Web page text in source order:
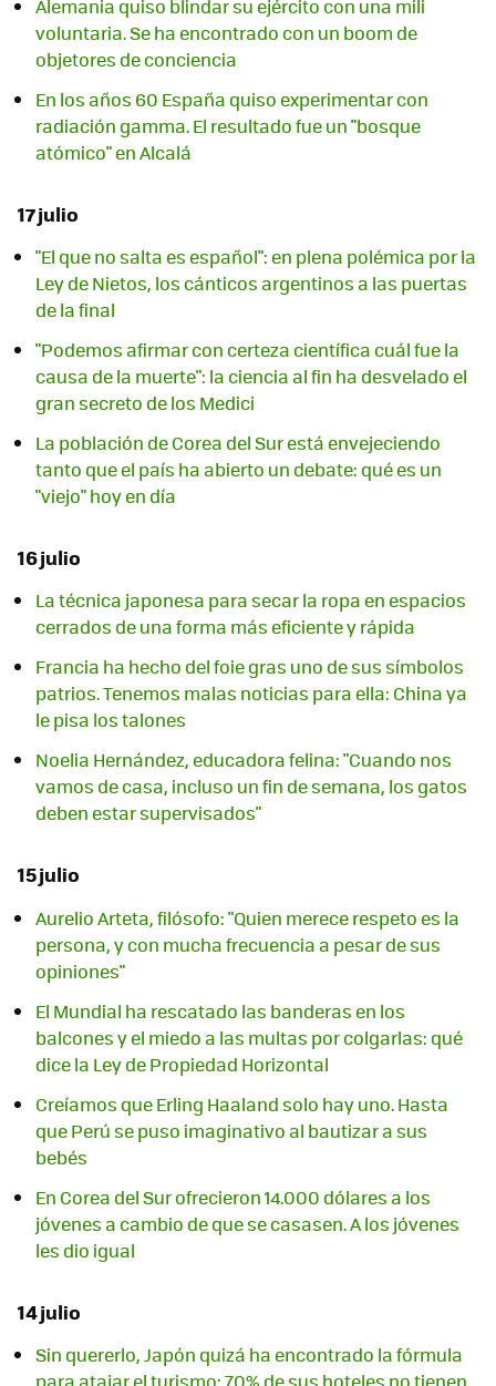
Alemania quiso blindar su ejército con una mili
voluntaria. Se ha encontrado con un boom de
objetores de conciencia
En los años 60 España quiso experimentar con
radiación gamma. El resultado fue un "bosque
atómico" en Alcalá
17 julio
"El que no salta es español": en plena polémica por la
Ley de Nietos, los cánticos argentinos a las puertas
de la final
"Podemos afirmar con certeza científica cuál fue la
causa de la muerte": la ciencia al fin ha desvelado el
gran secreto de los Medici
La población de Corea del Sur está envejeciendo
tanto que el país ha abierto un debate: qué es un
"viejo" hoy en día
16 julio
La técnica japonesa para secar la ropa en espacios
cerrados de una forma más eficiente y rápida
Francia ha hecho del foie gras uno de sus símbolos
patrios. Tenemos malas noticias para ella: China ya
le pisa los talones
Noelia Hernández, educadora felina: "Cuando nos
vamos de casa, incluso un fin de semana, los gatos
deben estar supervisados"
15 julio
Aurelio Arteta, filósofo: "Quien merece respeto es la
persona, y con mucha frecuencia a pesar de sus
opiniones"
El Mundial ha rescatado las banderas en los
balcones y el miedo a las multas por colgarlas: qué
dice la Ley de Propiedad Horizontal
Creíamos que Erling Haaland solo hay uno. Hasta
que Perú se puso imaginativo al bautizar a sus
bebés
En Corea del Sur ofrecieron 14.000 dólares a los
jóvenes a cambio de que se casasen. A los jóvenes
les dio igual
14 julio
Sin quererlo, Japón quizá ha encontrado la fórmula
para atajar el turismo: 70% de sus hoteles no tienen